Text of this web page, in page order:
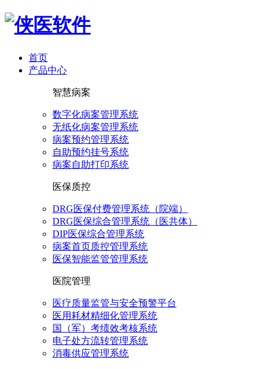
首页
产品中心
智慧病案
数字化病案管理系统
无纸化病案管理系统
病案预约管理系统
自助预约挂号系统
病案自助打印系统
医保质控
DRG医保付费管理系统（院端）
DRG医保综合管理系统（医共体）
DIP医保综合管理系统
病案首页质控管理系统
医保智能监管管理系统
医院管理
医疗质量监管与安全预警平台
医用耗材精细化管理系统
国（军）考绩效考核系统
电子处方流转管理系统
消毒供应管理系统